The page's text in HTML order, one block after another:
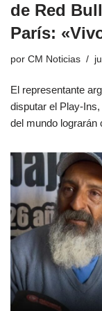
de Red
París:
por CM Noticias
El representante
disputar el Play-
del mundo